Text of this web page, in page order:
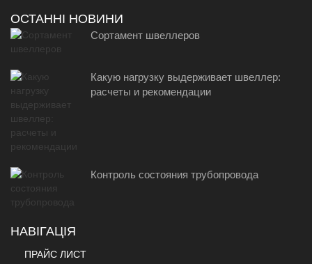
ОСТАННІ НОВИНИ
Сортамент швеллеров
Какую нагрузку выдерживает швеллер:
расчеты и рекомендации
Контроль состояния трубопровода
НАВІГАЦІЯ
ПРАЙС ЛИСТ